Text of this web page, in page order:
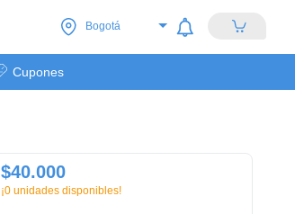
Bogotá
Cupones
$40.000
¡0 unidades disponibles!